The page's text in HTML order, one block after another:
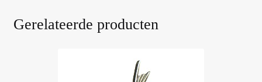
Gerelateerde producten